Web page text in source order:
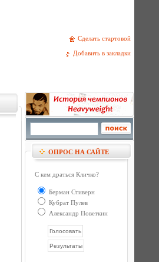
Сделать стартовой
Добавить в закладки
ОПРОС НА САЙТЕ
С кем драться Кличко?
Берман Стиверн
Кубрат Пулев
Александр Поветкин